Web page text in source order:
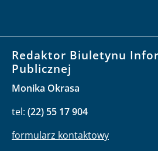
Redaktor Biuletynu
Publicznej
Monika Okrasa
tel: (22) 55 17 904
formularz kontaktowy